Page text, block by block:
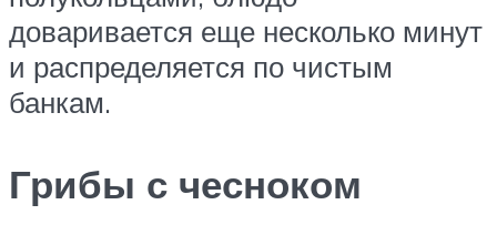
доваривается еще несколько минут
и распределяется по чистым
банкам.
Грибы с чесноком